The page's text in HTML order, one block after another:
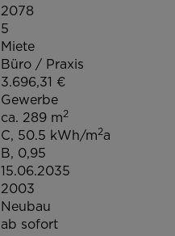
2078
5
Miete
Büro / Praxis
3.696,31 €
Gewerbe
ca. 289 m2
C, 50.5 kWh/m2a
B, 0,95
15.06.2035
2003
Neubau
ab sofort